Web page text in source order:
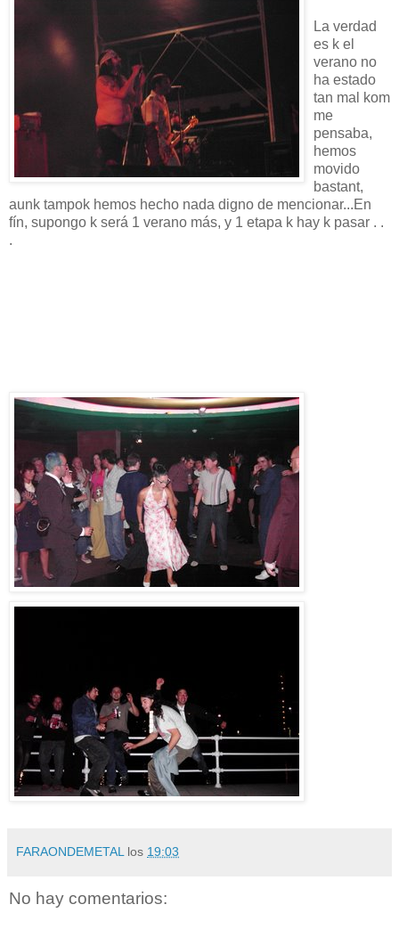
La verdad
es k el
verano no
ha estado
tan mal kom
me
pensaba,
hemos
movido
bastant,
aunk tampok hemos hecho nada digno de mencionar...En
fín, supongo k será 1 verano más, y 1 etapa k hay k pasar . .
.
FARAONDEMETAL los 19:03
No hay comentarios: